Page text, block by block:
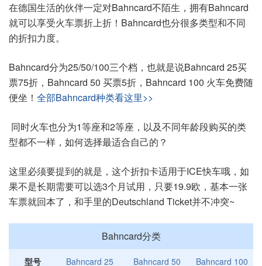
在德国生活的伙伴一定对Bahncard不陌生，拥有Bahncard
就可以享受火车票折上折！Bahncard也分很多类型和不同
的折扣力度。
Bahncard分为25/50/100三个档，也就是说Bahncard 25买
票75折，Bahncard 50 买票5折，Bahncard 100 火车免费随
便坐！ 全部Bahncard种类看这里>>
同时火车也分为1等座和2等座，以及不同年龄段购买的类
型都不一样，如何选择最适合自己的？
这里必须要提到的就是，这个折扣卡适用于ICE快车哦，如
果不是长期需要可以选3个月试用，只要19.9欧，基本一张
车票就回本了，和手里的Deutschland Ticket并不冲突~
Bahncard分类
型号 Bahncard 25 Bahncard 50 Bahncard 100